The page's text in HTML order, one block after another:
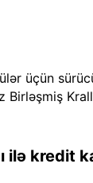
üçün
Birləşmiş
ilə kredit